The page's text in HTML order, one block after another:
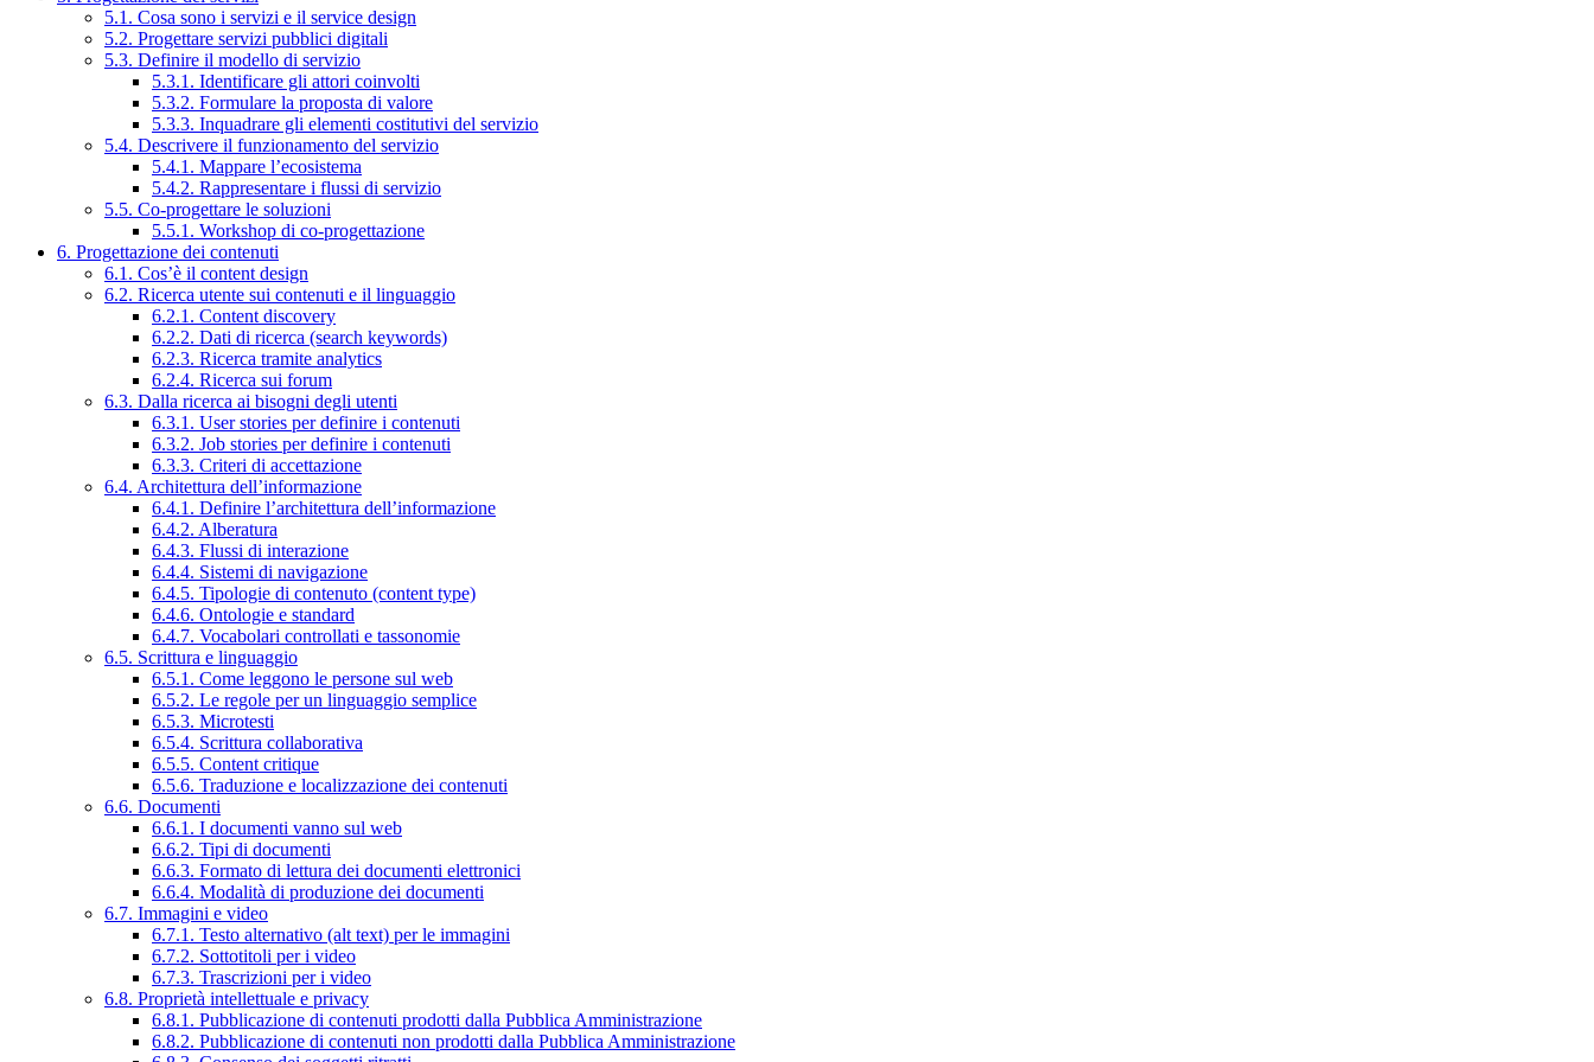
5.1. Cosa sono i servizi e il service design
5.2. Progettare servizi pubblici digitali
5.3. Definire il modello di servizio
5.3.1. Identificare gli attori coinvolti
5.3.2. Formulare la proposta di valore
5.3.3. Inquadrare gli elementi costitutivi del servizio
5.4. Descrivere il funzionamento del servizio
5.4.1. Mappare l’ecosistema
5.4.2. Rappresentare i flussi di servizio
5.5. Co-progettare le soluzioni
5.5.1. Workshop di co-progettazione
6. Progettazione dei contenuti
6.1. Cos’è il content design
6.2. Ricerca utente sui contenuti e il linguaggio
6.2.1. Content discovery
6.2.2. Dati di ricerca (search keywords)
6.2.3. Ricerca tramite analytics
6.2.4. Ricerca sui forum
6.3. Dalla ricerca ai bisogni degli utenti
6.3.1. User stories per definire i contenuti
6.3.2. Job stories per definire i contenuti
6.3.3. Criteri di accettazione
6.4. Architettura dell’informazione
6.4.1. Definire l’architettura dell’informazione
6.4.2. Alberatura
6.4.3. Flussi di interazione
6.4.4. Sistemi di navigazione
6.4.5. Tipologie di contenuto (content type)
6.4.6. Ontologie e standard
6.4.7. Vocabolari controllati e tassonomie
6.5. Scrittura e linguaggio
6.5.1. Come leggono le persone sul web
6.5.2. Le regole per un linguaggio semplice
6.5.3. Microtesti
6.5.4. Scrittura collaborativa
6.5.5. Content critique
6.5.6. Traduzione e localizzazione dei contenuti
6.6. Documenti
6.6.1. I documenti vanno sul web
6.6.2. Tipi di documenti
6.6.3. Formato di lettura dei documenti elettronici
6.6.4. Modalità di produzione dei documenti
6.7. Immagini e video
6.7.1. Testo alternativo (alt text) per le immagini
6.7.2. Sottotitoli per i video
6.7.3. Trascrizioni per i video
6.8. Proprietà intellettuale e privacy
6.8.1. Pubblicazione di contenuti prodotti dalla Pubblica Amministrazione
6.8.2. Pubblicazione di contenuti non prodotti dalla Pubblica Amministrazione